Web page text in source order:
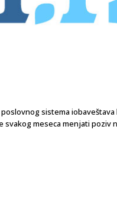
sistema
svakog meseca menjati poziv